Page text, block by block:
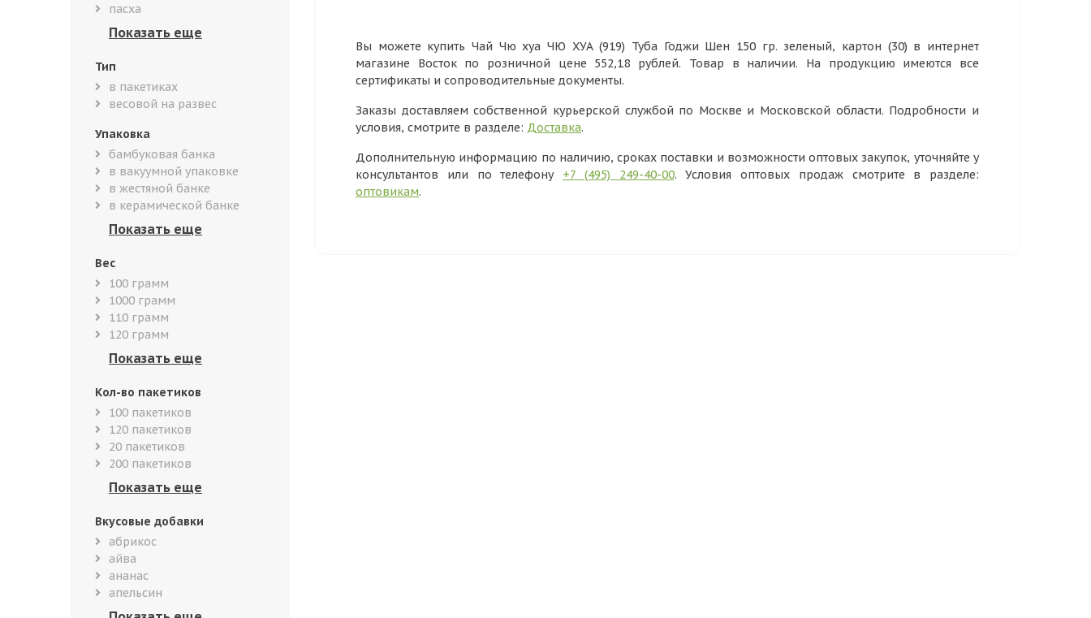
пасха
Тип
в пакетиках
весовой на развес
Упаковка
бамбуковая банка
в вакуумной упаковке
в жестяной банке
в керамической банке
Вес
100 грамм
1000 грамм
110 грамм
120 грамм
Кол-во пакетиков
100 пакетиков
120 пакетиков
20 пакетиков
200 пакетиков
Вкусовые добавки
абрикос
айва
ананас
апельсин
Вы можете купить Чай Чю хуа ЧЮ ХУА (919) Туба Годжи Шен 150 гр. зеленый, картон (30) в интернет
магазине Восток по розничной цене 552,18 рублей. Товар в наличии. На продукцию имеются все
сертификаты и сопроводительные документы.
Заказы доставляем собственной курьерской службой по Москве и Московской области. Подробности и
условия, смотрите в разделе: Доставка.
Дополнительную информацию по наличию, сроках поставки и возможности оптовых закупок, уточняйте у
консультантов или по телефону +7 (495) 249-40-00. Условия оптовых продаж смотрите в разделе:
оптовикам.